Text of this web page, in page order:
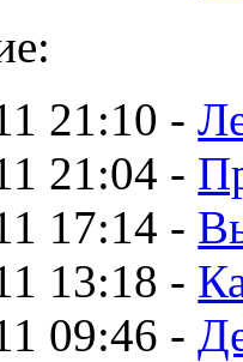
21:10 -
21:04 -
17:14 -
13:18 -
09:46 -